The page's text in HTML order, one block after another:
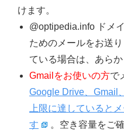
けます。
@optipedia.info ドメ
ためのメールをお送り
ている場合は、あら
Gmailをお使いの方で
Google Drive、Gmail
上限に達していると
す
。空き容量をご